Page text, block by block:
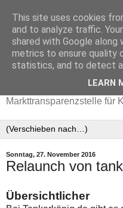
Aktuelle Benzinpreise mit
Markttransparenzstelle für
Sonntag, 27. November 2016
Relaunch von
Übersichtlicher
This site uses cookies
and to analyze traffic.
shared with Google
metrics to ensure quality
statistics, and to detect
LEARN